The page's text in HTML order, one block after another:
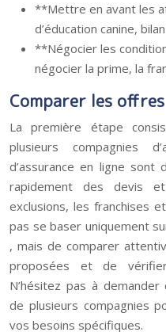
**Mettre en avant les
d’éducation canine,
**Négocier les
négocier la prime, la
Comparer les offres
La première étape
plusieurs compagnies
d’assurance en ligne
rapidement des devis
exclusions, les franchises
pas se baser uniquement
, mais de comparer
proposées et de
N’hésitez pas à
de plusieurs compagnies
vos besoins spécifiques.